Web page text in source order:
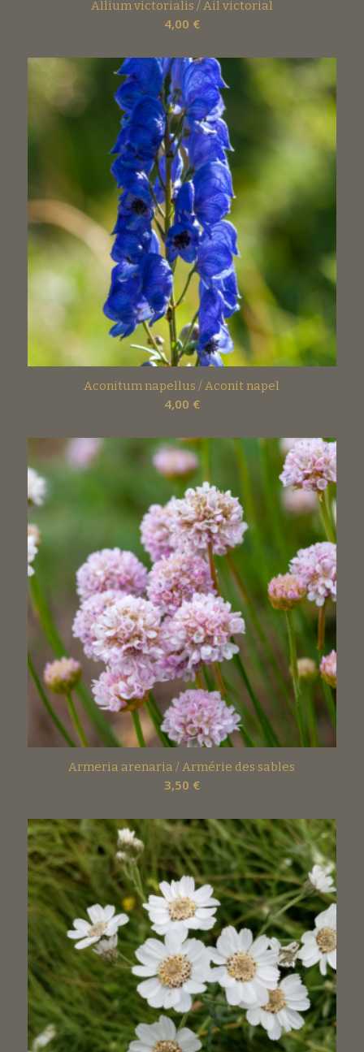
Allium victorialis / Ail victorial
4,00 €
Aconitum napellus / Aconit napel
4,00 €
Armeria arenaria / Armérie des sables
3,50 €